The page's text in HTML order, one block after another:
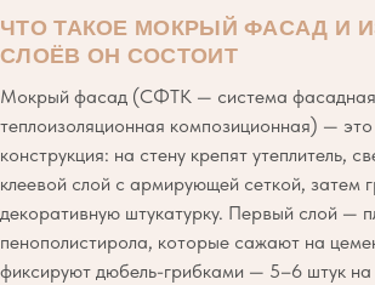
ЧТО ТАКОЕ МОКРЫЙ ФАСАД И
СЛОЁВ ОН СОСТОИТ
Мокрый фасад (СФТК — система фасадная
теплоизоляционная композиционная) —
конструкция: на стену крепят утеплитель,
клеевой слой с армирующей сеткой, затем
декоративную штукатурку. Первый слой —
пенополистирола, которые сажают на
фиксируют дюбель-грибками — 5–6 штук